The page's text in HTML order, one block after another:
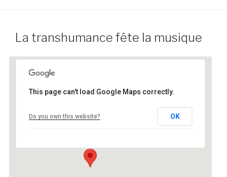
La transhumance fête la musique
La transhumance fête la musique
Lavaldens - Lavaldens
This page can't load Google Maps correctly.
Do you own this website? OK